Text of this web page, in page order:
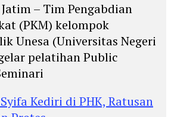
– Tim Pengabdian
(PKM) kelompok
Unesa (Universitas Negeri
pelatihan Public